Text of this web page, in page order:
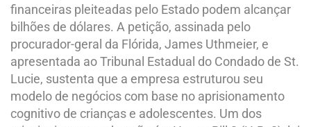
financeiras pleiteadas pelo Estado podem alcançar
bilhões de dólares. A petição, assinada pelo
procurador-geral da Flórida, James Uthmeier, e
apresentada ao Tribunal Estadual do Condado de St.
Lucie, sustenta que a empresa estruturou seu
modelo de negócios com base no aprisionamento
cognitivo de crianças e adolescentes. Um dos